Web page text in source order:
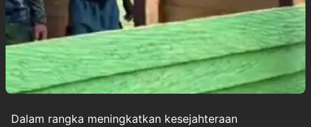
Dalam rangka meningkatkan kesejahteraan